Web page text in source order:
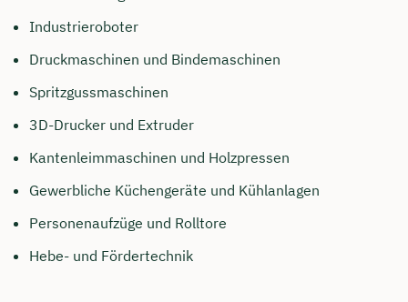
Industrieroboter
Druckmaschinen und Bindemaschinen
Spritzgussmaschinen
3D-Drucker und Extruder
Kantenleimmaschinen und Holzpressen
Gewerbliche Küchengeräte und Kühlanlagen
Personenaufzüge und Rolltore
Hebe- und Fördertechnik